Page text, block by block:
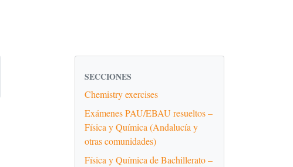
SECCIONES
Chemistry exercises
Exámenes PAU/EBAU resueltos –
Física y Química (Andalucía y
otras comunidades)
Física y Química de Bachillerato –